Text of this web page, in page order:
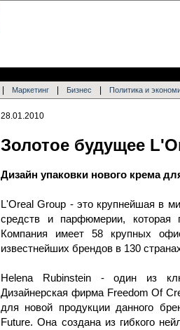
Маркетинг Бизнес Политика и
28.01.2010
Золотое будущее
Дизайн упаковки нового крема
L'Oreal Group - это крупнейшая в
средств и парфюмерии, которая
Компания имеет 58 крупных
известнейших брендов в 130
Helena Rubinstein - один из
Дизайнерская фирма Freedom Of
для новой продукции данного
Future. Она создана из гибкого